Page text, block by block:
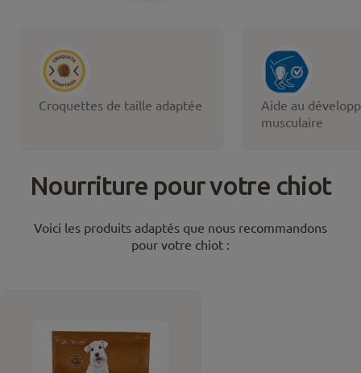
Croquettes de taille adaptée
Aide au
musculaire
Nourriture pour votre chiot
Voici les produits adaptés que nous recommandons
pour votre chiot :